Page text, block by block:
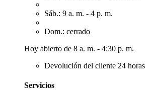
Sáb.: 9 a. m. - 4 p. m.
Dom.: cerrado
Hoy abierto de 8 a. m. - 4:30 p. m.
Devolución del cliente 24 horas
Servicios